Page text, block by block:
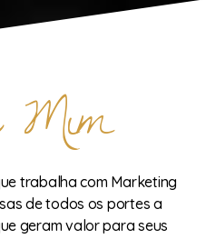
Mim
trabalha com Marketing
de todos os portes a
geram valor para seus